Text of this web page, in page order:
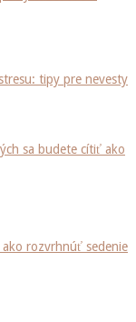
tipy pre nevesty
sa budete cítiť ako
rozvrhnúť sedenie